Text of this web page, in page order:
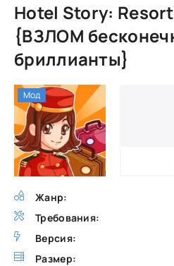
Hotel Story:
{ВЗЛОМ
бриллианты}
Жанр:
Требования:
Версия:
Размер:
Мод